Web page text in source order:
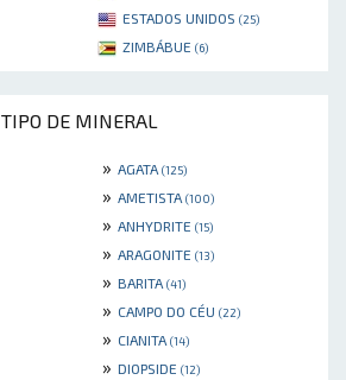
ESTADOS UNIDOS (25)
ZIMBÁBUE (6)
TIPO DE MINERAL
» AGATA (125)
» AMETISTA (100)
» ANHYDRITE (15)
» ARAGONITE (13)
» BARITA (41)
» CAMPO DO CÉU (22)
» CIANITA (14)
» DIOPSIDE (12)